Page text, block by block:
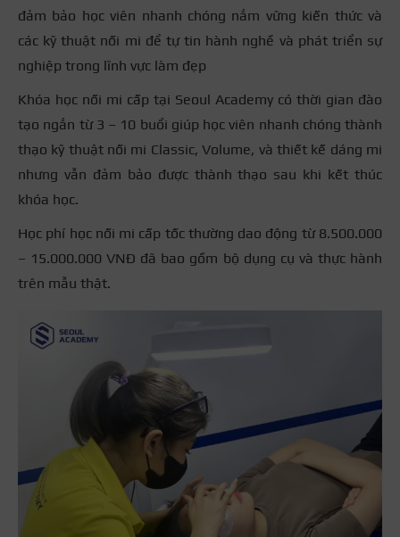
đảm bảo học viên nhanh chóng nắm vững kiến thức và
các kỹ thuật nối mi để tự tin hành nghề và phát triển sự
nghiệp trong lĩnh vực làm đẹp
Khóa học nối mi cấp tại Seoul Academy có thời gian đào
tạo ngắn từ 3 – 10 buổi giúp học viên nhanh chóng thành
thạo kỹ thuật nối mi Classic, Volume, và thiết kế dáng mi
nhưng vẫn đảm bảo được thành thạo sau khi kết thúc
khóa học.
Học phí học nối mi cấp tốc thường dao động từ 8.500.000
– 15.000.000 VNĐ đã bao gồm bộ dụng cụ và thực hành
trên mẫu thật.